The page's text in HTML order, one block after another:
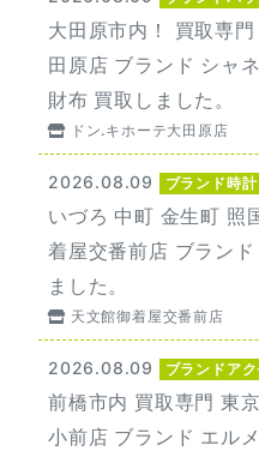
大田原市内！ 買取専
田原店 ブランド シャ
財布 買取しました。
ドン.キホーテ大田原店
2026.08.09 ブランド時計
いづろ 中町 金生町 照
着屋交番前店 ブラン
ました。
天文館御着屋交番前店
2026.08.09 ブランドア
前橋市内 買取専門 東
小前店 ブランド エル